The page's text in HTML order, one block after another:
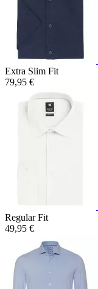
Extra Slim Fit
79,95 €
Regular Fit
49,95 €